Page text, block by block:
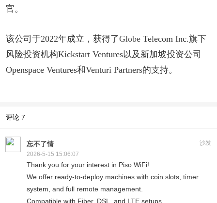
官。
该公司于2022年成立，获得了Globe Telecom Inc.旗下
风险投资机构Kickstart Ventures以及新加坡投资公司
Openspace Ventures和Venturi Partners的支持。
评论 7
沙发
忘不了情
2026-5-15 15:06:07
Thank you for your interest in Piso WiFi!
We offer ready-to-deploy machines with coin slots, timer
system, and full remote management.
Compatible with Fiber, DSL, and LTE setups.